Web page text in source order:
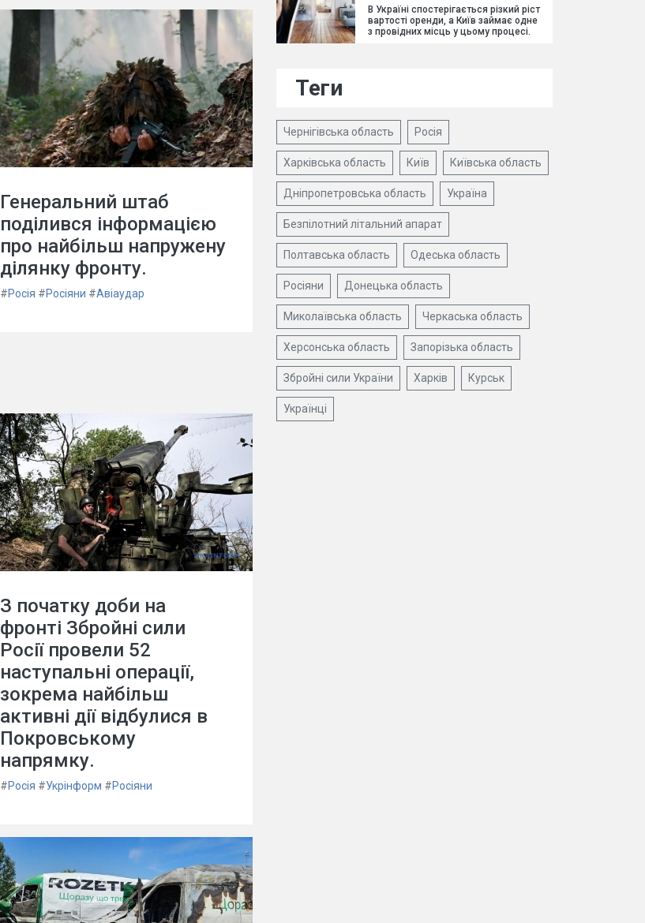
Генеральний штаб
поділився інформацією
про найбільш напружену
ділянку фронту.
#Росія #Росіяни #Авіаудар
З початку доби на
фронті Збройні сили
Росії провели 52
наступальні операції,
зокрема найбільш
активні дії відбулися в
Покровському
напрямку.
#Росія #Укрінформ #Росіяни
В Україні спостерігається різкий ріст
вартості оренди, а Київ займає одне
з провідних місць у цьому процесі.
Теги
Чернігівська область Росія
Харківська область Київ Київська область
Дніпропетровська область Україна
Безпілотний літальний апарат
Полтавська область Одеська область
Росіяни Донецька область
Миколаївська область Черкаська область
Херсонська область Запорізька область
Збройні сили України Харків Курськ
Українці